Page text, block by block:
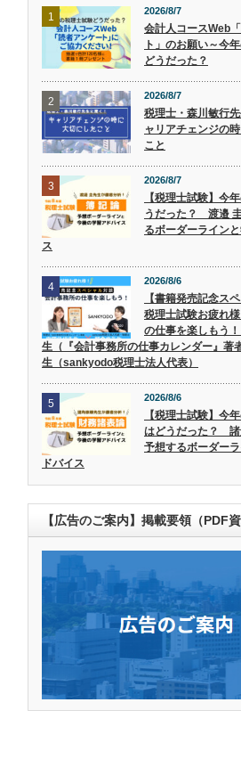
1 2026/8/7
会計人コースWeb
ト」のお願い～今
どうだった？
2 2026/8/7
税理士・森川敏行
ャリアチェンジの
こと
3 2026/8/7
【税理士試験】今
うだった？ 渡邉
るボーダーライン
ス
4 2026/8/6
【書籍発売記念ス
税理士試験お疲れ
の仕事を楽しもう
生（『会計事務所の仕事カレンダー』著
生（sankyodo税理士法人代表）
5 2026/8/6
【税理士試験】今
はどうだった？ 諸
予想するボーダー
ドバイス
【広告のご案内】掲載要領（PDF資